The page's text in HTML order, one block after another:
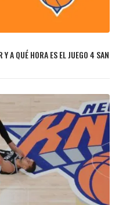
A QUÉ HORA ES EL JUEGO 4 SAN